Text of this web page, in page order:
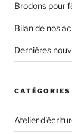
Brodons pour
Bilan de nos
Dernières
CATÉGORIES
Atelier